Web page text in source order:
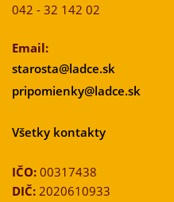
042 - 32 142 02
Email:
starosta@ladce.sk
pripomienky@ladce.sk
Všetky kontakty
IČO: 00317438
DIČ: 2020610933